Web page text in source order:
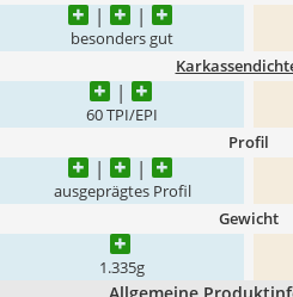
besonders gut
60 TPI/EPI
Profil
ausgeprägtes Profil
Gewicht
1.335g